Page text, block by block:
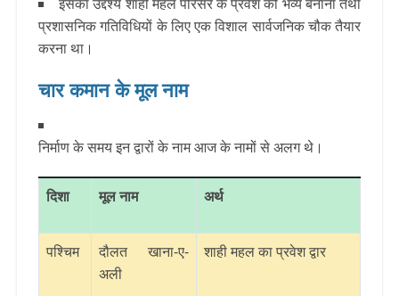
प्रशासनिक गतिविधियों के लिए एक विशाल सार्वजनिक चौक तैयार
करना था।
चार कमान के मूल नाम
निर्माण के समय इन द्वारों के नाम आज के नामों से अलग थे।
दिशा मूल नाम अर्थ
पश्चिम
दौलत खाना-ए-
अली
शाही महल का प्रवेश द्वार